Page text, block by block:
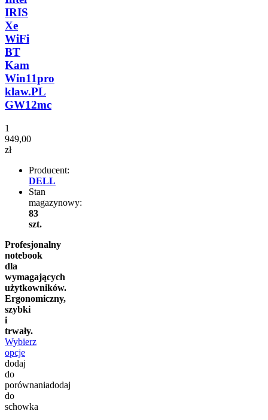
IRIS
Xe
WiFi
BT
Kam
Win11pro
klaw.PL
GW12mc
1
949,00
zł
Producent:
DELL
Stan
magazynowy:
83
szt.
Profesjonalny
notebook
dla
wymagających
użytkowników.
Ergonomiczny,
szybki
i
trwały.
Wybierz
opcje
dodaj
do
porównaniadodaj
do
schowka